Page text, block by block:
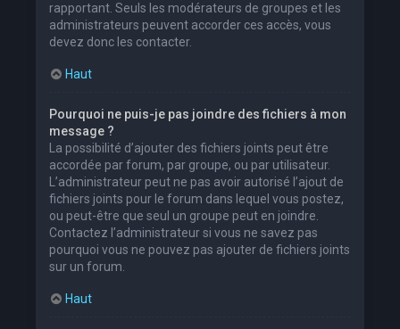
rapportant. Seuls les modérateurs de groupes et les
administrateurs peuvent accorder ces accès, vous
devez donc les contacter.
Haut
Pourquoi ne puis-je pas joindre des fichiers à mon
message ?
La possibilité d’ajouter des fichiers joints peut être
accordée par forum, par groupe, ou par utilisateur.
L’administrateur peut ne pas avoir autorisé l’ajout de
fichiers joints pour le forum dans lequel vous postez,
ou peut-être que seul un groupe peut en joindre.
Contactez l’administrateur si vous ne savez pas
pourquoi vous ne pouvez pas ajouter de fichiers joints
sur un forum.
Haut